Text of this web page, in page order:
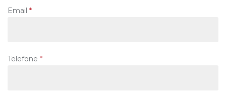
Email *
Telefone *